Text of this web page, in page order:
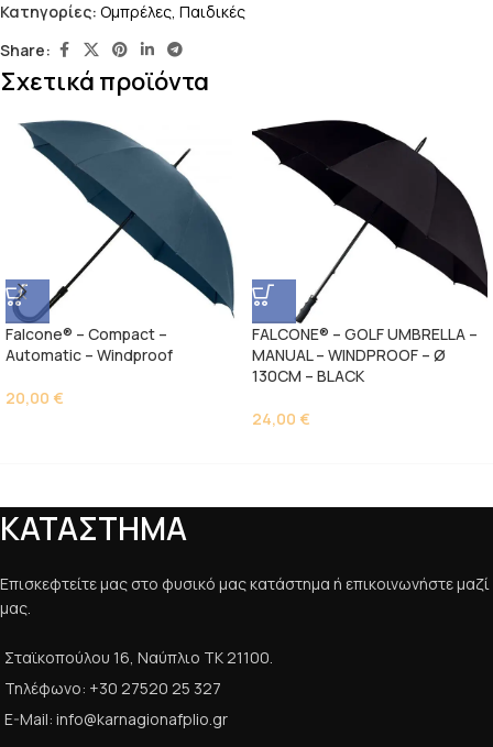
Κατηγορίες: Ομπρέλες, Παιδικές
Share:
Σχετικά προϊόντα
Falcone® – Compact –
Automatic – Windproof
20,00 €
FALCONE® – GOLF UMBRELLA –
MANUAL – WINDPROOF – Ø
130CM – BLACK
24,00 €
ΚΑΤΑΣΤΗΜΑ
Επισκεφτείτε μας στο φυσικό μας κατάστημα ή επικοινωνήστε μαζί
μας.
Σταϊκοπούλου 16, Ναύπλιο ΤΚ 21100.
Τηλέφωνο: +30 27520 25 327
E-Mail: info@karnagionafplio.gr